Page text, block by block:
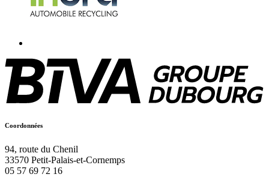
Coordonnées
94, route du Chenil
33570 Petit-Palais-et-Cornemps
05 57 69 72 16